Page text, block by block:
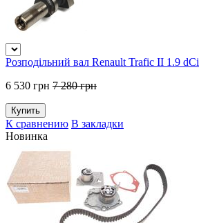
Розподільний вал Renault Trafic II 1.9 dCi
6 530 грн 7 280 грн
К сравнению В закладки
Новинка